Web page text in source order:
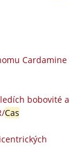
Cardamine
bobovité a
Cas